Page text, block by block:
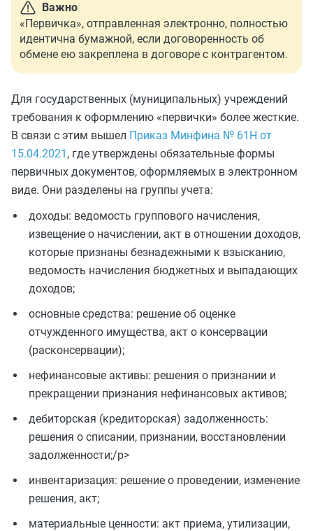
Важно
«Первичка», отправленная электронно, полностью
идентична бумажной, если договоренность об
обмене ею закреплена в договоре с контрагентом.
Для государственных (муниципальных) учреждений
требования к оформлению «первички» более жесткие.
В связи с этим вышел Приказ Минфина № 61Н от
15.04.2021 , где утверждены обязательные формы
первичных документов, оформляемых в электронном
виде. Они разделены на группы учета:
доходы: ведомость группового начисления,
извещение о начислении, акт в отношении доходов,
которые признаны безнадежными к взысканию,
ведомость начисления бюджетных и выпадающих
доходов;
основные средства: решение об оценке
отчужденного имущества, акт о консервации
(расконсервации);
нефинансовые активы: решения о признании и
прекращении признания нефинансовых активов;
дебиторская (кредиторская) задолженность:
решения о списании, признании, восстановлении
задолженности;/p>
инвентаризация: решение о проведении, изменение
решения, акт;
материальные ценности: акт приема, утилизации,